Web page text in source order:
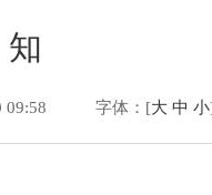
知
09:58 字体：[大 中 小